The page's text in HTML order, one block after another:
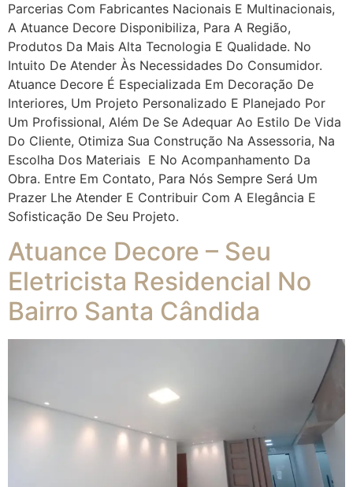
Parcerias Com Fabricantes Nacionais E Multinacionais,
A Atuance Decore Disponibiliza, Para A Região,
Produtos Da Mais Alta Tecnologia E Qualidade. No
Intuito De Atender Às Necessidades Do Consumidor.
Atuance Decore É Especializada Em Decoração De
Interiores, Um Projeto Personalizado E Planejado Por
Um Profissional, Além De Se Adequar Ao Estilo De Vida
Do Cliente, Otimiza Sua Construção Na Assessoria, Na
Escolha Dos Materiais E No Acompanhamento Da
Obra. Entre Em Contato, Para Nós Sempre Será Um
Prazer Lhe Atender E Contribuir Com A Elegância E
Sofisticação De Seu Projeto.
Atuance Decore – Seu
Eletricista Residencial No
Bairro Santa Cândida